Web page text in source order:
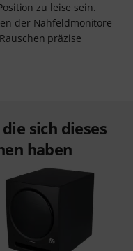
zu leise sein.
der Nahfeldmonitore
präzise
sich dieses
haben